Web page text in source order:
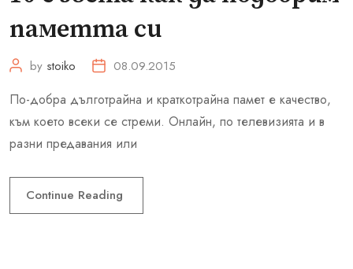
паметта си
by stoiko 08.09.2015
По-добра дълготрайна и краткотрайна памет е качество,
към което всеки се стреми. Онлайн, по телевизията и в
разни предавания или
Continue Reading